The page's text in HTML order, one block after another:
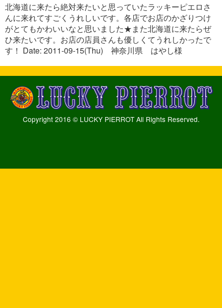
北海道に来たら絶対来たいと思っていたラッキーピエロさ
んに来れてすごくうれしいです。各店でお店のかざりつけ
がとてもかわいいなと思いました★また北海道に来たらぜ
ひ来たいです。お店の店員さんも優しくてうれしかったで
す！ Date: 2011-09-15(Thu) 神奈川県 はやし様
Copyright 2016 © LUCKY PIERROT All Rights Reserved.